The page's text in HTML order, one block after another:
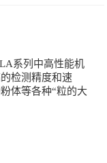
系列中高性能机
检测精度和速
体等各种“粒的大